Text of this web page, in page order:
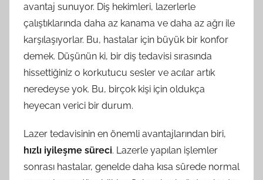
avantaj sunuyor. Diş hekimleri, lazerlerle
çalıştıklarında daha az kanama ve daha az ağrı ile
karşılaşıyorlar. Bu, hastalar için büyük bir konfor
demek. Düşünün ki, bir diş tedavisi sırasında
hissettiğiniz o korkutucu sesler ve acılar artık
neredeyse yok. Bu, birçok kişi için oldukça
heyecan verici bir durum.
Lazer tedavisinin en önemli avantajlarından biri,
hızlı iyileşme süreci. Lazerle yapılan işlemler
sonrası hastalar, genelde daha kısa sürede normal